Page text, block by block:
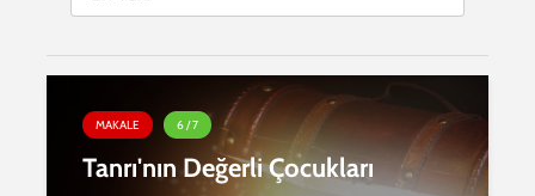
MAKALE 6 / 7
Tanrı'nın Değerli Çocukları